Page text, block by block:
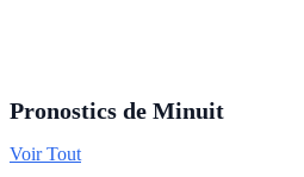
Pronostics de Minuit
Voir Tout